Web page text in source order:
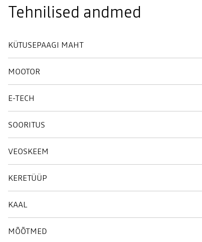
Tehnilised andmed
KÜTUSEPAAGI MAHT
MOOTOR
E-TECH
SOORITUS
VEOSKEEM
KERETÜÜP
KAAL
MÕÕTMED